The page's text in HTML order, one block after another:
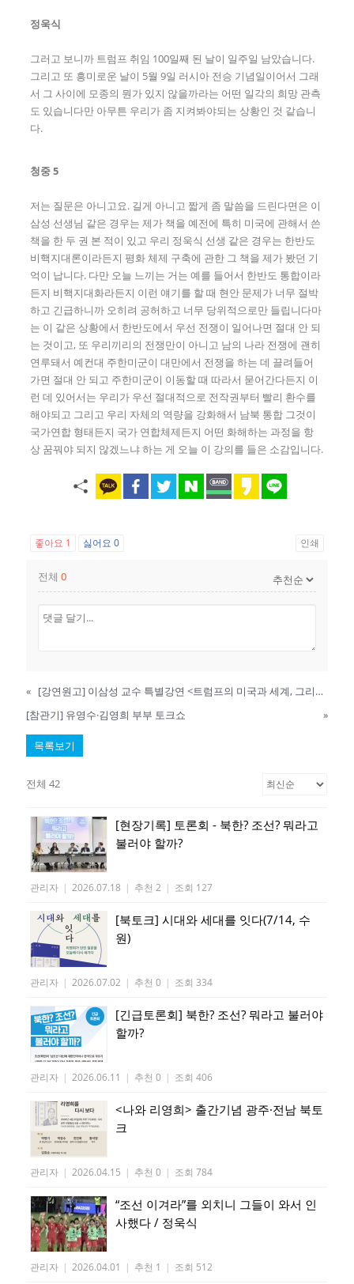
정욱식
그러고 보니까 트럼프 취임 100일째 된 날이 일주일 남았습니다.
그리고 또 흥미로운 날이 5월 9일 러시아 전승 기념일이어서 그래
서 그 사이에 모종의 뭔가 있지 않을까라는 어떤 일각의 희망 관측
도 있습니다만 아무튼 우리가 좀 지켜봐야되는 상황인 것 같습니
다.
청중 5
저는 질문은 아니고요. 길게 아니고 짧게 좀 말씀을 드린다면은 이
삼성 선생님 같은 경우는 제가 책을 예전에 특히 미국에 관해서 쓴
책을 한 두 권 본 적이 있고 우리 정욱식 선생 같은 경우는 한반도
비핵지대론이라든지 평화 체제 구축에 관한 그 책을 제가 봤던 기
억이 납니다. 다만 오늘 느끼는 거는 예를 들어서 한반도 통합이라
든지 비핵지대화라든지 이런 얘기를 할 때 현안 문제가 너무 절박
하고 긴급하니까 오히려 공허하고 너무 당위적으로만 들립니다마
는 이 같은 상황에서 한반도에서 우선 전쟁이 일어나면 절대 안 되
는 것이고, 또 우리끼리의 전쟁만이 아니고 남의 나라 전쟁에 괜히
연루돼서 예컨대 주한미군이 대만에서 전쟁을 하는 데 끌려들어
가면 절대 안 되고 주한미군이 이동할 때 따라서 묻어간다든지 이
런 데 있어서는 우리가 우선 절대적으로 전작권부터 빨리 환수를
해야되고 그리고 우리 자체의 역량을 강화해서 남북 통합 그것이
국가연합 형태든지 국가 연합체제든지 어떤 화해하는 과정을 항
상 꿈꿔야 되지 않겠느냐 하는 게 오늘 이 강의를 들은 소감입니다.
좋아요 1 싫어요0 인쇄
전체0
«
[강연원고] 이삼성 교수 특별강연 <트럼프의 미국과 세계, 그리고 한국의 선택>
[참관기] 유영수·김영희 부부 토크쇼
»
목록보기
전체 42
[현장기록] 토론회 - 북한? 조선? 뭐라고
불러야 할까?
관리자 | 2026.07.18 | 추천 2 | 조회 127
[북토크] 시대와 세대를 잇다(7/14, 수
원)
관리자 | 2026.07.02 | 추천 0 | 조회 334
[긴급토론회] 북한? 조선? 뭐라고 불러야
할까?
관리자 | 2026.06.11 | 추천 0 | 조회 406
<나와 리영희> 출간기념 광주·전남 북토
크
관리자 | 2026.04.15 | 추천 0 | 조회 784
“조선 이겨라”를 외치니 그들이 와서 인
사했다 / 정욱식
관리자 | 2026.04.01 | 추천 1 | 조회 512